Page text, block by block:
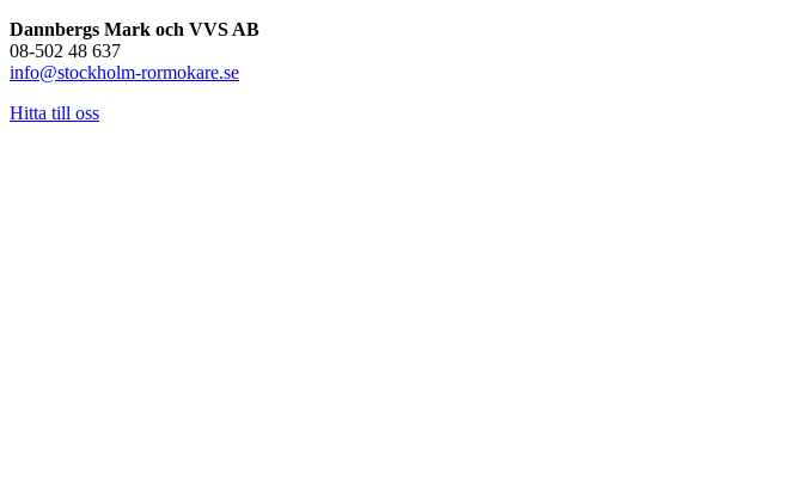
Dannbergs Mark och VVS AB
08-502 48 637
info@stockholm-rormokare.se
Hitta till oss